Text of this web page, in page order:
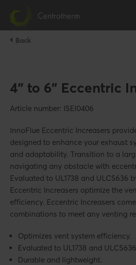
Back
4" to 6" Eccentric
Article number: ISEI0406
InnoFlue Eccentric Increasers
designed to enhance your exhaust
and adaptability. Transition to a
navigating any obstacle with
Evaluated to UL1738 and ULCS636
Eccentric Increasers optimize the
efficiency. Eccentric Increasers
combinations to meet any venting
Optimizes vent system efficiency.
Evaluated to UL1738 and
Durable and lightweight.